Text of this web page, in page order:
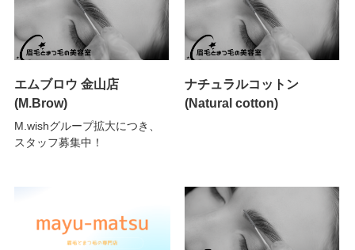
エムブロウ 金山店
(M.Brow)
M.wishグループ拡大につき、
スタッフ募集中！
ナチュラルコットン
(Natural cotton)